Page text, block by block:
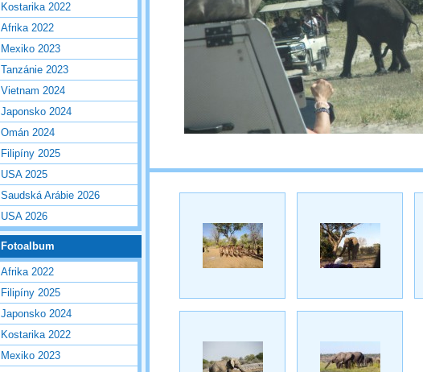
Kostarika 2022
Afrika 2022
Mexiko 2023
Tanzánie 2023
Vietnam 2024
Japonsko 2024
Omán 2024
Filipíny 2025
USA 2025
Saudská Arábie 2026
USA 2026
Fotoalbum
Afrika 2022
Filipíny 2025
Japonsko 2024
Kostarika 2022
Mexiko 2023